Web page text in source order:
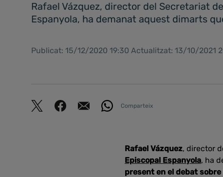
Rafael Vázquez, director del Secretariat
Espanyola, ha demanat aquest dimarts
Publicat: 15/12/2020 19:30 Actualitzat: 13/10/2021
Comparteix
Rafael Vázquez, director
Episcopal Espanyola, ha
present en el debat sobre